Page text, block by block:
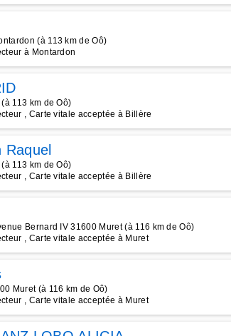
(à 113 km de Oô)
à Montardon
113 km de Oô)
, Carte vitale acceptée à Billère
113 km de Oô)
, Carte vitale acceptée à Billère
Bernard IV 31600 Muret (à 116 km de Oô)
, Carte vitale acceptée à Muret
Muret (à 116 km de Oô)
, Carte vitale acceptée à Muret